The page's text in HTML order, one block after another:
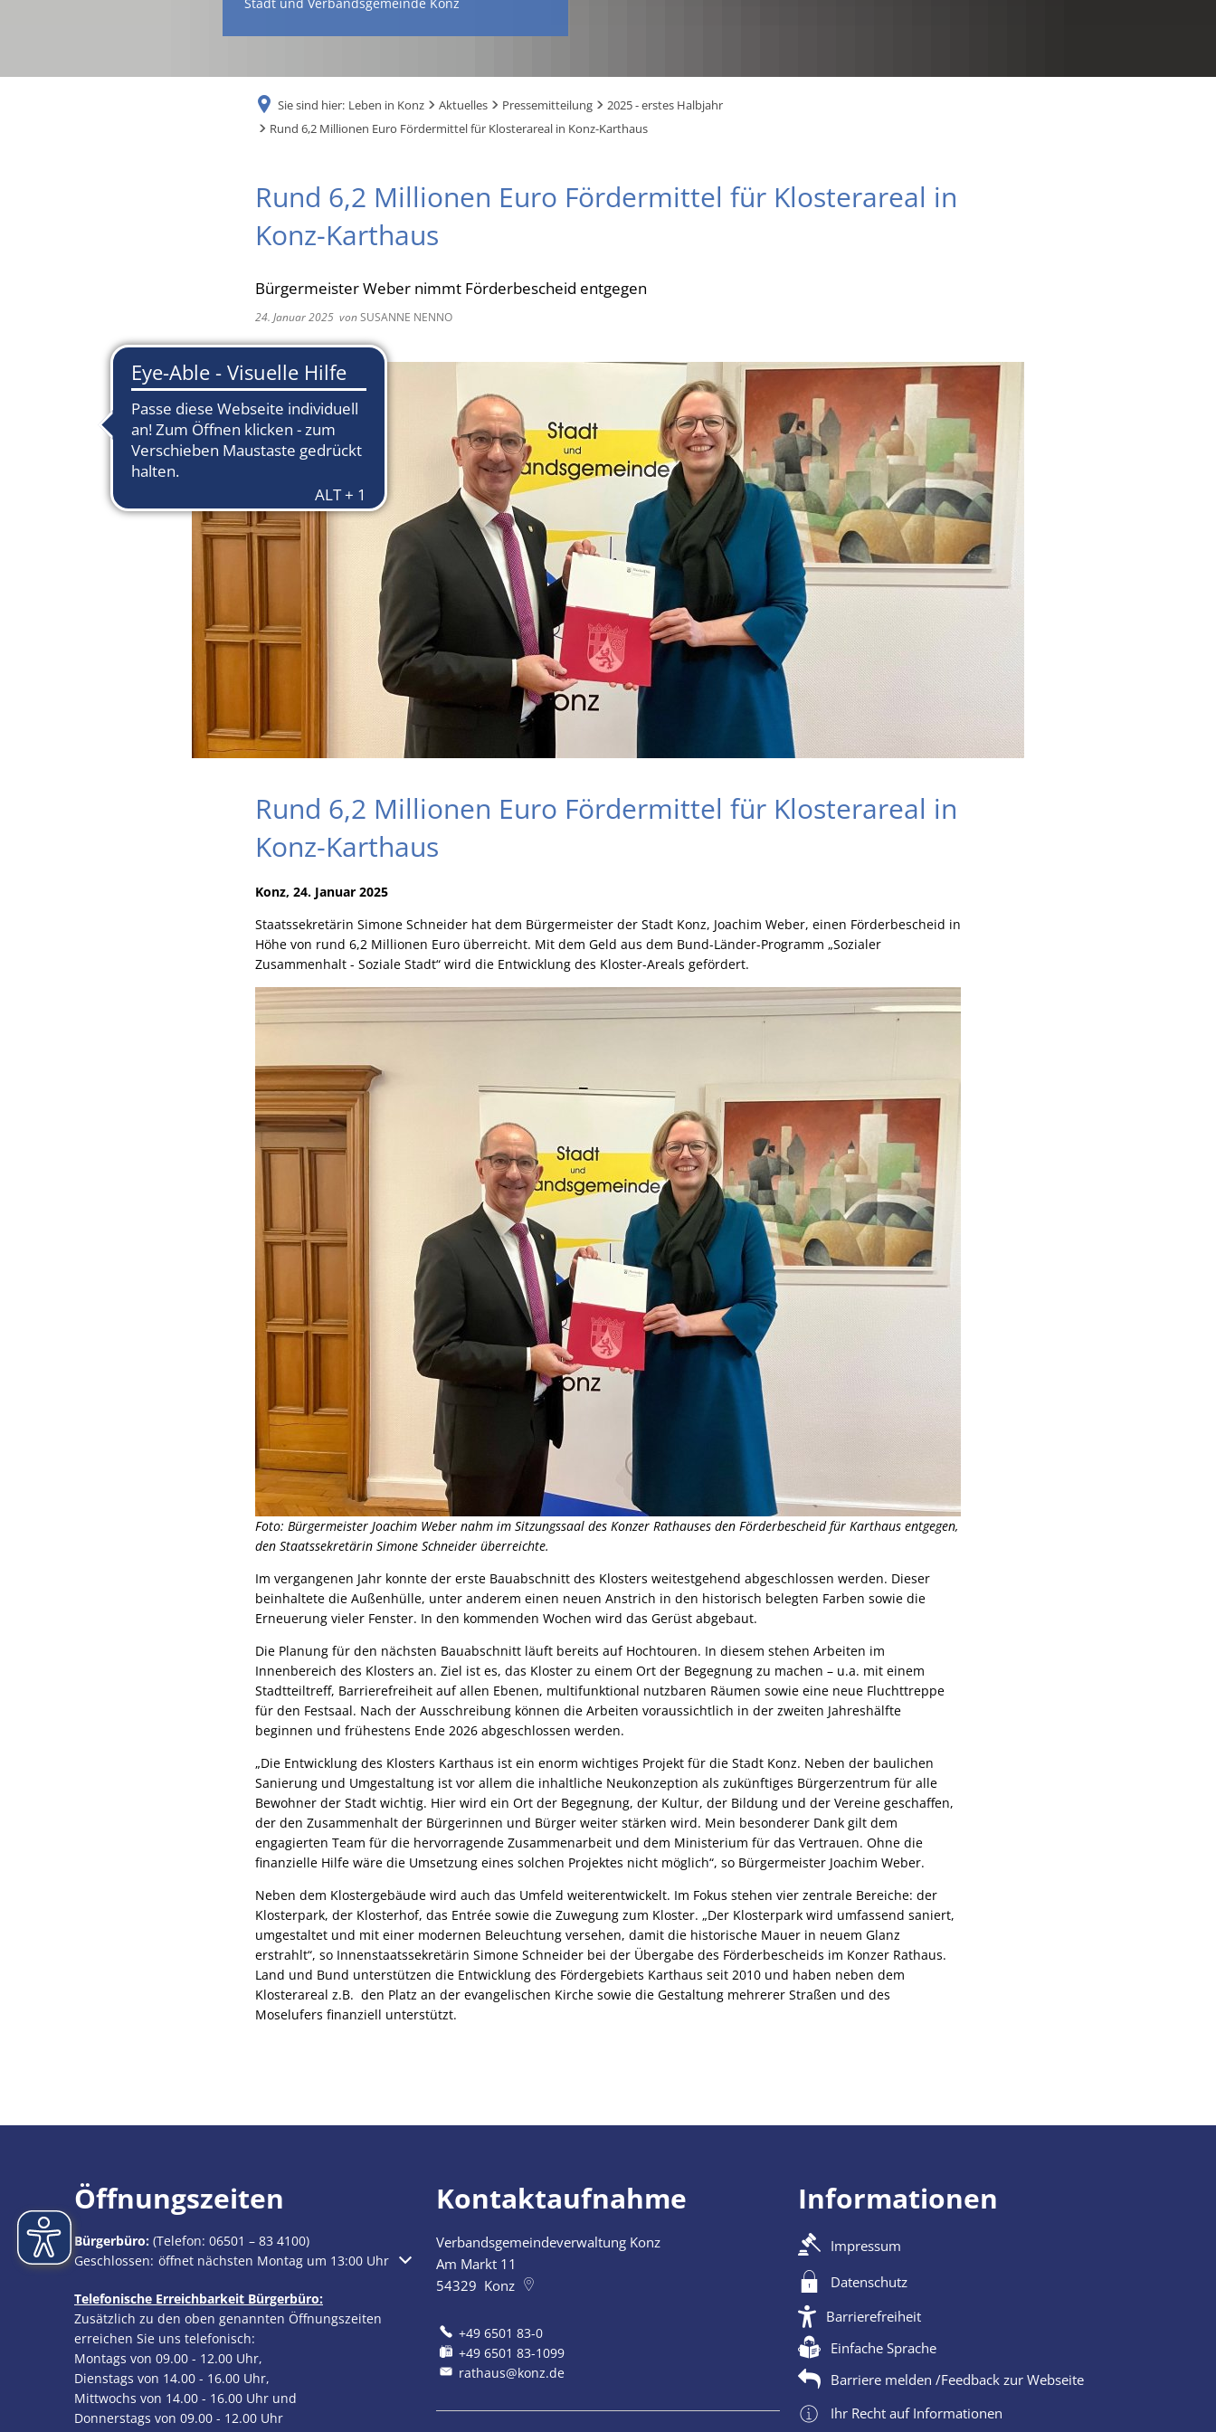
Sie sind hier: Leben in Konz Aktuelles Pressemitteilung
2025 - erstes Halbjahr
Rund 6,2 Millionen Euro Fördermittel für Klosterareal in Konz-Karthaus
Rund 6,2 Millionen Euro Fördermittel für Klosterareal in
Konz-Karthaus
Bürgermeister Weber nimmt Förderbescheid entgegen
24. Januar 2025 vonSUSANNE NENNO
Rund 6,2 Millionen Euro Fördermittel für Klosterareal in
Konz-Karthaus
Konz, 24. Januar 2025
Staatssekretärin Simone Schneider hat dem Bürgermeister der Stadt Konz, Joachim Weber, einen Förderbescheid in
Höhe von rund 6,2 Millionen Euro überreicht. Mit dem Geld aus dem Bund-Länder-Programm „Sozialer
Zusammenhalt - Soziale Stadt“ wird die Entwicklung des Kloster-Areals gefördert.
Foto: Bürgermeister Joachim Weber nahm im Sitzungssaal des Konzer Rathauses den Förderbescheid für Karthaus entgegen,
den Staatssekretärin Simone Schneider überreichte.
Im vergangenen Jahr konnte der erste Bauabschnitt des Klosters weitestgehend abgeschlossen werden. Dieser
beinhaltete die Außenhülle, unter anderem einen neuen Anstrich in den historisch belegten Farben sowie die
Erneuerung vieler Fenster. In den kommenden Wochen wird das Gerüst abgebaut.
Die Planung für den nächsten Bauabschnitt läuft bereits auf Hochtouren. In diesem stehen Arbeiten im
Innenbereich des Klosters an. Ziel ist es, das Kloster zu einem Ort der Begegnung zu machen – u.a. mit einem
Stadtteiltreff, Barrierefreiheit auf allen Ebenen, multifunktional nutzbaren Räumen sowie eine neue Fluchttreppe
für den Festsaal. Nach der Ausschreibung können die Arbeiten voraussichtlich in der zweiten Jahreshälfte
beginnen und frühestens Ende 2026 abgeschlossen werden.
„Die Entwicklung des Klosters Karthaus ist ein enorm wichtiges Projekt für die Stadt Konz. Neben der baulichen
Sanierung und Umgestaltung ist vor allem die inhaltliche Neukonzeption als zukünftiges Bürgerzentrum für alle
Bewohner der Stadt wichtig. Hier wird ein Ort der Begegnung, der Kultur, der Bildung und der Vereine geschaffen,
der den Zusammenhalt der Bürgerinnen und Bürger weiter stärken wird. Mein besonderer Dank gilt dem
engagierten Team für die hervorragende Zusammenarbeit und dem Ministerium für das Vertrauen. Ohne die
finanzielle Hilfe wäre die Umsetzung eines solchen Projektes nicht möglich“, so Bürgermeister Joachim Weber.
Neben dem Klostergebäude wird auch das Umfeld weiterentwickelt. Im Fokus stehen vier zentrale Bereiche: der
Klosterpark, der Klosterhof, das Entrée sowie die Zuwegung zum Kloster. „Der Klosterpark wird umfassend saniert,
umgestaltet und mit einer modernen Beleuchtung versehen, damit die historische Mauer in neuem Glanz
erstrahlt“, so Innenstaatssekretärin Simone Schneider bei der Übergabe des Förderbescheids im Konzer Rathaus.
Land und Bund unterstützen die Entwicklung des Fördergebiets Karthaus seit 2010 und haben neben dem
Klosterareal z.B. den Platz an der evangelischen Kirche sowie die Gestaltung mehrerer Straßen und des
Moselufers finanziell unterstützt.
Öffnungszeiten
Bürgerbüro: (Telefon: 06501 – 83 4100)
Klicken, um weitere Öffnungs- oder Schließzeiten auszublenden
Geschlossen: öffnet nächsten Montag um 13:00 Uhr
Telefonische Erreichbarkeit Bürgerbüro:
Zusätzlich zu den oben genannten Öffnungszeiten
erreichen Sie uns telefonisch:
Montags von 09.00 - 12.00 Uhr,
Dienstags von 14.00 - 16.00 Uhr,
Mittwochs von 14.00 - 16.00 Uhr und
Donnerstags von 09.00 - 12.00 Uhr
Kontaktaufnahme
Verbandsgemeindeverwaltung Konz
Am Markt 11
54329 Konz
+49 6501 83-0
+49 6501 83-1099
rathaus@konz.de
Informationen
Impressum
Datenschutz
Barrierefreiheit
Einfache Sprache
Barriere melden /Feedback zur Webseite
Ihr Recht auf Informationen